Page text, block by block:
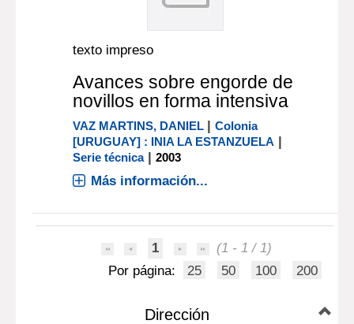
texto impreso
Avances sobre engorde de
novillos en forma intensiva
VAZ MARTINS, DANIEL |Colonia
[URUGUAY] : INIA LA ESTANZUELA |
Serie técnica|2003
Más información...
1
(1 - 1 / 1)
Por página:
25 50 100 200
Dirección